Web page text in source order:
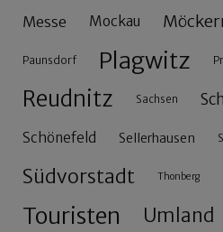
Messe Mockau
Paunsdorf Plagwitz
Reudnitz Sachsen
Schönefeld Sellerhausen
Südvorstadt Thonberg
Touristen Umland